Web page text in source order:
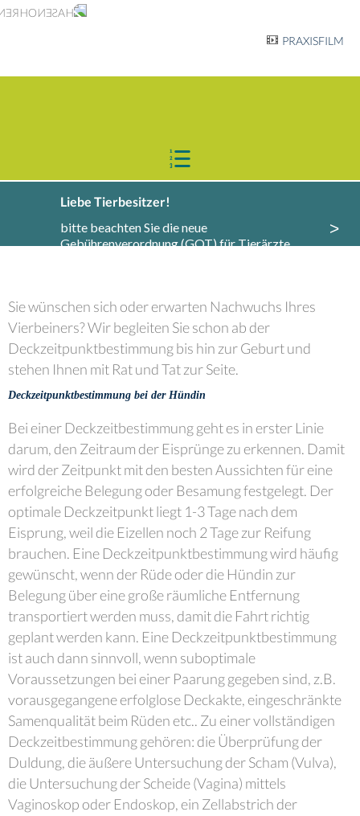
PRAXISFILM
>
Liebe Tierbesitzer!
bitte beachten Sie die neue
Gebührenverordnung (GOT) für Tierärzte,
Sie wünschen sich oder erwarten Nachwuchs Ihres
Vierbeiners? Wir begleiten Sie schon ab der
Deckzeitpunktbestimmung bis hin zur Geburt und
stehen Ihnen mit Rat und Tat zur Seite.​
Deckzeitpunktbestimmung bei der Hündin
Bei einer Deckzeitbestimmung geht es in erster Linie
darum, den Zeitraum der Eisprünge zu erkennen. Damit
wird der Zeitpunkt mit den besten Aussichten für eine
erfolgreiche Belegung oder Besamung festgelegt. Der
optimale Deckzeitpunkt liegt 1-3 Tage nach dem
Eisprung, weil die Eizellen noch 2 Tage zur Reifung
brauchen. Eine Deckzeitpunktbestimmung wird häufig
gewünscht, wenn der Rüde oder die Hündin zur
Belegung über eine große räumliche Entfernung
transportiert werden muss, damit die Fahrt richtig
geplant werden kann. Eine Deckzeitpunktbestimmung
ist auch dann sinnvoll, wenn suboptimale
Voraussetzungen bei einer Paarung gegeben sind, z.B.
vorausgegangene erfolglose Deckakte, eingeschränkte
Samenqualität beim Rüden etc.. Zu einer vollständigen
Deckzeitbestimmung gehören: die Überprüfung der
Duldung, die äußere Untersuchung der Scham (Vulva),
die Untersuchung der Scheide (Vagina) mittels
Vaginoskop oder Endoskop, ein Zellabstrich der